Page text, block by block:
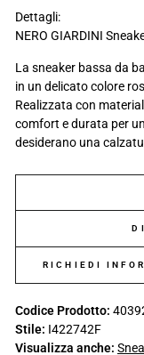
Dettagli:
NERO GIARDINI
La sneaker bassa da
in un delicato colore
Realizzata con
comfort e durata per
desiderano una
RICHIEDI
Codice Prodotto:
Stile: I422742F
Visualizza anche: